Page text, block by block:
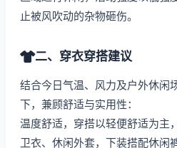
止被风吹动的杂物砸伤。
二、穿衣穿搭建议
结合今日气温、风力及户外休闲
下，兼顾舒适与实用性：
温度舒适，穿搭以轻便舒适为主
卫衣、休闲外套，下装搭配休闲